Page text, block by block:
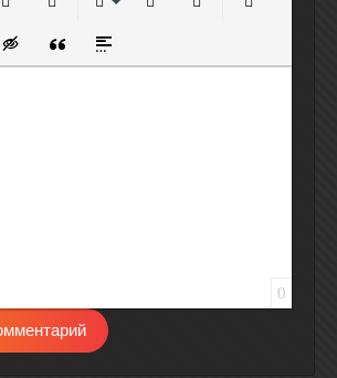
ссылку
смайликскрытого текста
Вставка цитаты
Вставка спойлера
0